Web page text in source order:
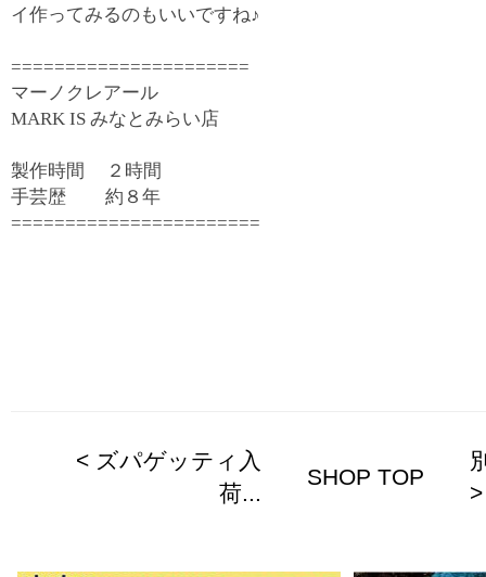
イ作ってみるのもいいですね♪
======================
マーノクレアール
MARK IS みなとみらい店
製作時間 ２時間
手芸歴 約８年
=======================
< ズパゲッティ入
荷...
SHOP TOP
>